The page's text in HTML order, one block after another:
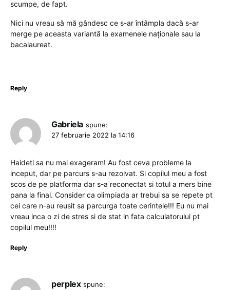
scumpe, de fapt.
Nici nu vreau să mă gândesc ce s-ar întâmpla dacă s-ar
merge pe aceasta variantă la examenele naționale sau la
bacalaureat.
Reply
Gabriela spune:
27 februarie 2022 la 14:16
Haideti sa nu mai exageram! Au fost ceva probleme la
inceput, dar pe parcurs s-au rezolvat. Si copilul meu a fost
scos de pe platforma dar s-a reconectat si totul a mers bine
pana la final. Consider ca olimpiada ar trebui sa se repete pt
cei care n-au reusit sa parcurga toate cerintele!!! Eu nu mai
vreau inca o zi de stres si de stat in fata calculatorului pt
copilul meu!!!!
Reply
perplex spune: